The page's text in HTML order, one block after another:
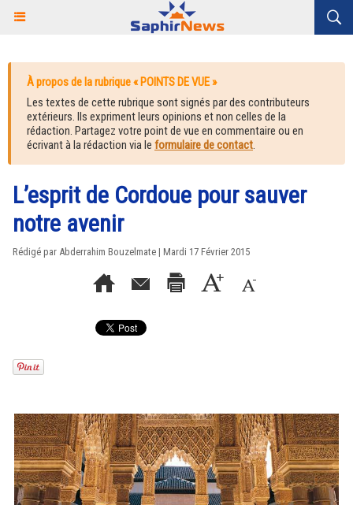
À propos de la rubrique « POINTS DE VUE »
Les textes de cette rubrique sont signés par des contributeurs
extérieurs. Ils expriment leurs opinions et non celles de la
rédaction. Partagez votre point de vue en commentaire ou en
écrivant à la rédaction via le formulaire de contact.
L’esprit de Cordoue pour sauver
notre avenir
Rédigé par Abderrahim Bouzelmate | Mardi 17 Février 2015